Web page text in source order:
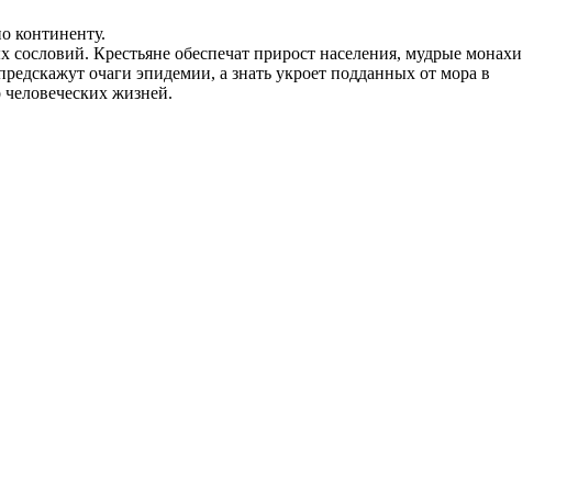
континенту.
Крестьяне обеспечат прирост населения, мудрые монахи
очаги эпидемии, а знать укроет подданных от мора в
жизней.